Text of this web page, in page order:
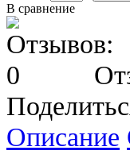
В сравнение
Описание